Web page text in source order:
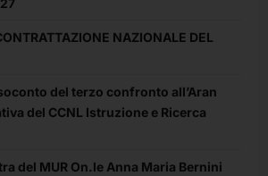
NAZIONALE DEL
del terzo confronto all’Aran
del CCNL Istruzione e Ricerca
del MUR On.le Anna Maria Bernini